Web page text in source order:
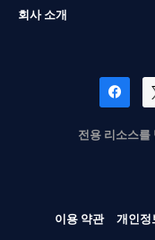
회사 소개
전용 리소스를
이용 약관 개인정